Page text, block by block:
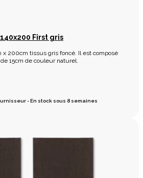
First gris
tissus gris foncé. Il est composé
15cm de couleur naturel.
- En stock sous 8 semaines